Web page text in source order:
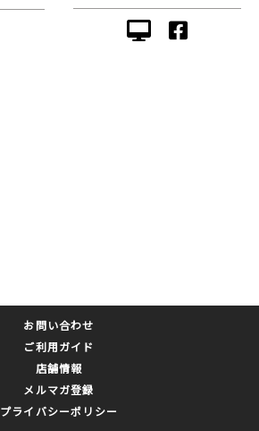
お問い合わせ
ご利用ガイド
店舗情報
メルマガ登録
プライバシーポリシー